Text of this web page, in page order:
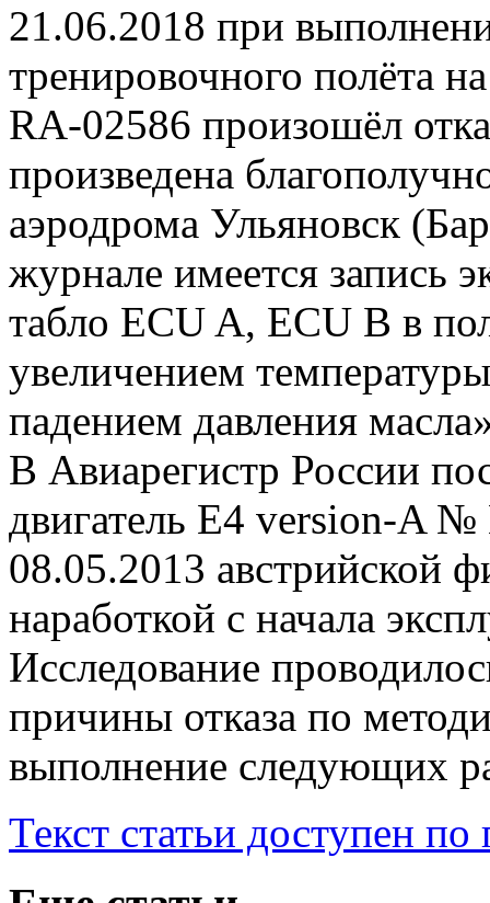
21.06.2018 при
тренировочного полёта
RA-02586 произошёл
произведена
аэродрома Ульяновск
журнале имеется запись
табло ECU A, ECU В в
увеличением
падением давления
В Авиарегистр России
двигатель Е4 version-A
08.05.2013 австрийской
наработкой с начала
Исследование
причины отказа по
выполнение следующих
Текст статьи доступен по